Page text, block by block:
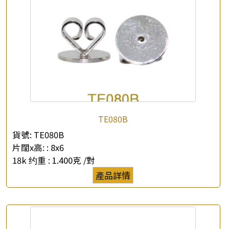
TE080B
貨號: TE080B
片闊x高: : 8x6
18k 约重 : 1.400克 /對
產品詳情